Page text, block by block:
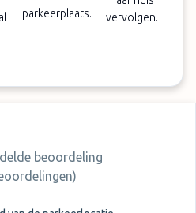
parkeerplaats.
vervolgen.
beoordeling
)